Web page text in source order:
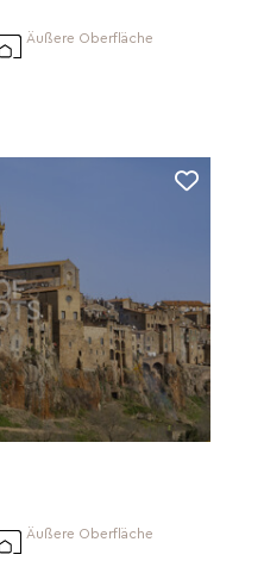
Äußere Oberfläche
Äußere Oberfläche